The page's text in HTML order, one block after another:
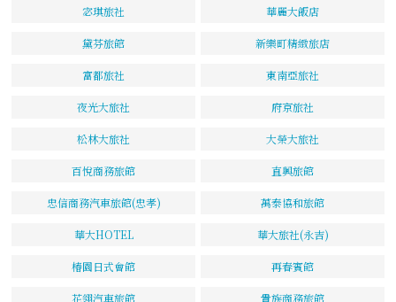
宓琪旅社 華麗大飯店
黛芬旅館 新樂町精緻旅店
富都旅社 東南亞旅社
夜光大旅社 府京旅社
松林大旅社 大榮大旅社
百悅商務旅館 直興旅館
忠信商務汽車旅館(忠孝) 萬泰協和旅館
華大HOTEL 華大旅社(永吉)
椿園日式會館 再春賓館
花翎汽車旅館 貴族商務旅館